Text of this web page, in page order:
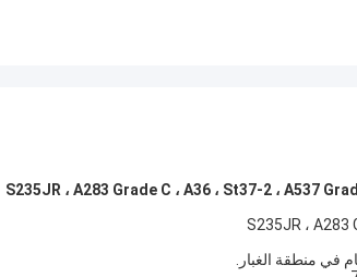
في منطقة الغبار.